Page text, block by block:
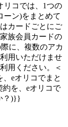
リコでは、1つの
ーン)をまとめて
カードごとにご
族会員カードの
に、複数のアカ
用いただけませ
用ください。＜
eオリコでまと
を、eオリコで
？)}}